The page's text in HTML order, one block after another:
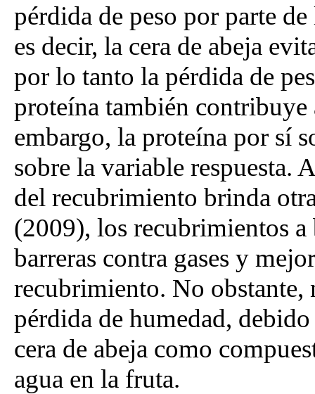
pérdida de peso por parte
es decir, la cera de abeja
por lo tanto la pérdida de
proteína también contribuye
embargo, la proteína por sí
sobre la variable respuesta.
del recubrimiento brinda
(2009), los recubrimientos a
barreras contra gases y
recubrimiento. No obstante,
pérdida de humedad,
cera de abeja como
agua en la fruta.